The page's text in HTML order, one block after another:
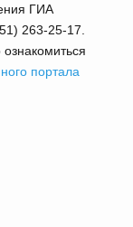
ГИА
263-25-17.
портала